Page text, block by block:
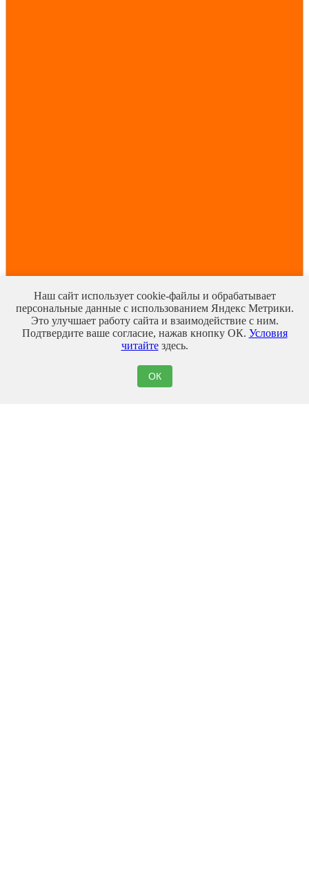
Наш сайт использует cookie-файлы и обрабатывает
персональные данные с использованием Яндекс Метрики.
Это улучшает работу сайта и взаимодействие с ним.
Подтвердите ваше согласие, нажав кнопку ОК. Условия
читайтездесь.
ОК